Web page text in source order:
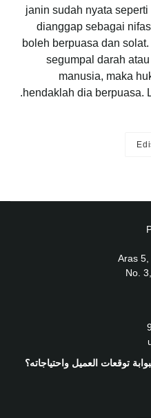
janin sudah nyata
dianggap sebagai
boleh berpuasa dan
segumpal darah
manusia, maka
hendaklah dia berpuasa.
Aras 5,
No.
توقعات العميل واحتياجاته؟